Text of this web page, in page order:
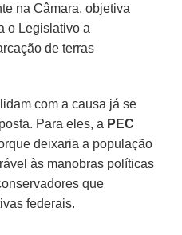
na Câmara, objetiva
o Legislativo a
de terras
com a causa já se
Para eles, a PEC
deixaria a população
às manobras políticas
que
federais.